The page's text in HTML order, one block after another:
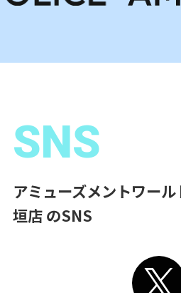
SNS
アミューズメントワー
垣店 のSNS